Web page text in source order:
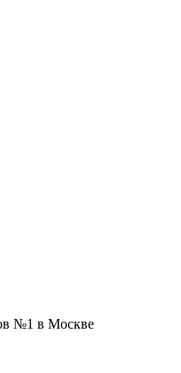
№1 в Москве